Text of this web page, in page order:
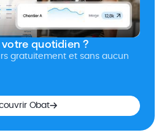
quotidien ?
gratuitement et sans aucun
Obat